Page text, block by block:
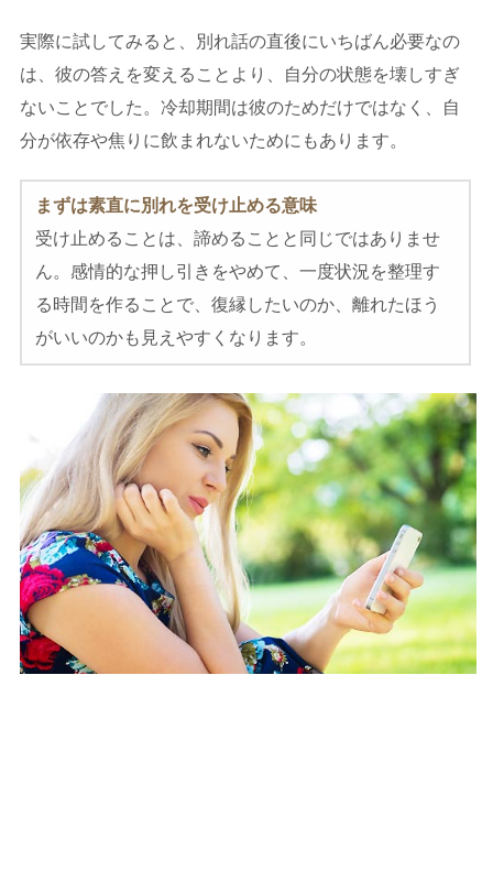
実際に試してみると、別れ話の直後にいちばん必要なの
は、彼の答えを変えることより、自分の状態を壊しすぎ
ないことでした。冷却期間は彼のためだけではなく、自
分が依存や焦りに飲まれないためにもあります。
まずは素直に別れを受け止める意味
受け止めることは、諦めることと同じではありませ
ん。感情的な押し引きをやめて、一度状況を整理す
る時間を作ることで、復縁したいのか、離れたほう
がいいのかも見えやすくなります。